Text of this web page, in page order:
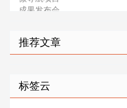
推荐文章
标签云